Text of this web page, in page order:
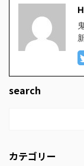
search
カテゴリー